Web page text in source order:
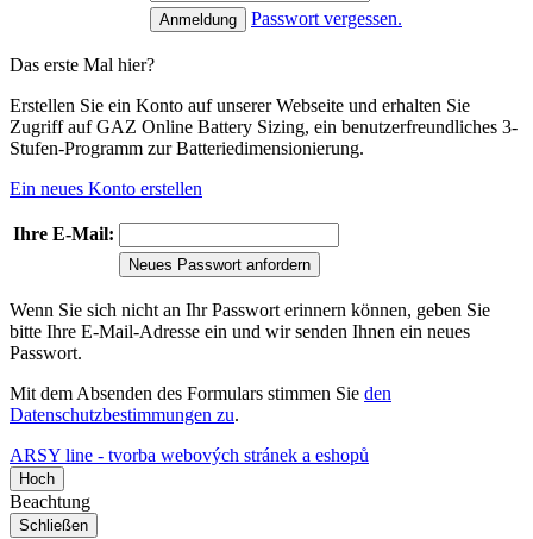
Passwort vergessen.
Das erste Mal hier?
Erstellen Sie ein Konto auf unserer Webseite und erhalten Sie
Zugriff auf GAZ Online Battery Sizing, ein benutzerfreundliches 3-
Stufen-Programm zur Batteriedimensionierung.
Ein neues Konto erstellen
Ihre E-Mail:
Neues Passwort anfordern
Wenn Sie sich nicht an Ihr Passwort erinnern können, geben Sie
bitte Ihre E-Mail-Adresse ein und wir senden Ihnen ein neues
Passwort.
Mit dem Absenden des Formulars stimmen Sie den
Datenschutzbestimmungen zu.
ARSY line - tvorba webových stránek a eshopů
Hoch
Beachtung
Schließen